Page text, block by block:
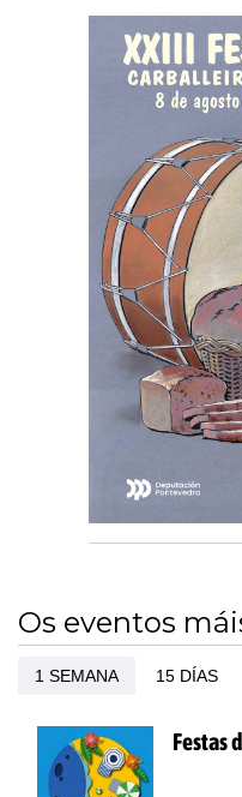
Os eventos
1 SEMANA 15 DÍAS
Festas